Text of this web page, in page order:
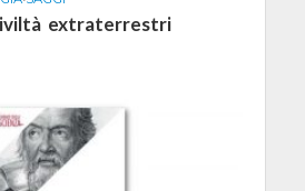
extraterrestri